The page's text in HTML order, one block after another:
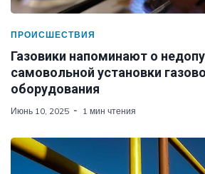
ПРОИСШЕСТВИЯ
Газовики напоминают о
самовольной установки
оборудования
Июнь 10, 2025 1 мин чтения